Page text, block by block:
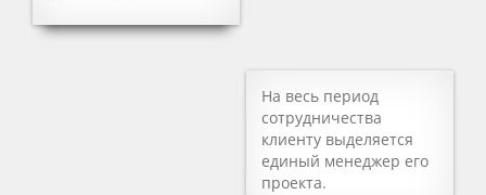
На весь период
сотрудничества
клиенту выделяется
единый менеджер его
проекта.